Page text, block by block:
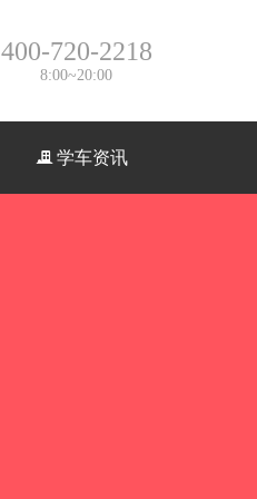
400-720-2218
8:00~20:00
끉 学车资讯